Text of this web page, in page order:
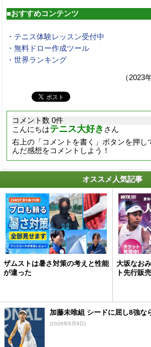
■おすすめコンテンツ
・テニス体験レッスン受付中
・無料ドロー作成ツール
・世界ランキング
（2023
コメント数 0件
こんにちはテニス大好き さん
右上の「コメントを書く」ボタンを押し
んだ感想をコメントしよう！
オススメ人気記事
ザムストは暑さ対策の考えと性能
が違った
大坂なお
ト先行販
加藤未唯組 シードに屈し8強な
(2026年8月9日)